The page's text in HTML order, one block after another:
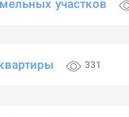
участков
331